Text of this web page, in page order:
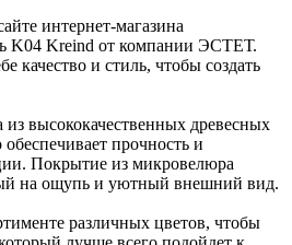
интернет-магазина
K04 Kreind от компании ЭСТЕТ.
качество и стиль, чтобы создать
из высококачественных древесных
прочность и
Покрытие из микровелюра
на ощупь и уютный внешний вид.
различных цветов, чтобы